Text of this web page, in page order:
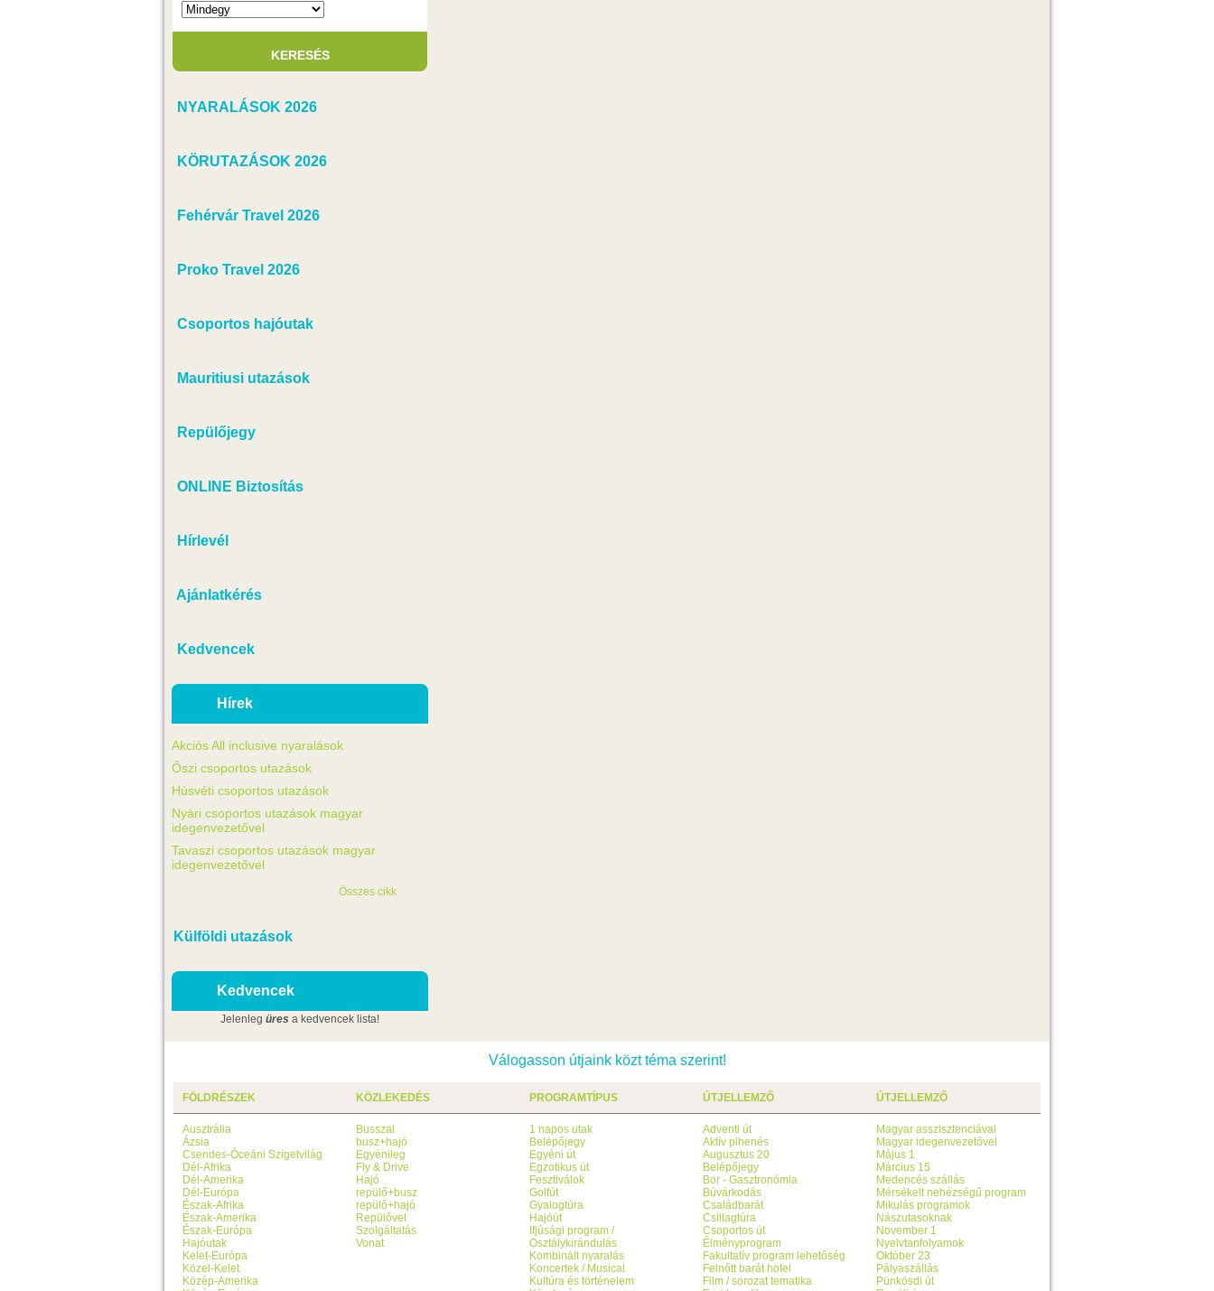
NYARALÁSOK 2026
KÖRUTAZÁSOK 2026
Fehérvár Travel 2026
Proko Travel 2026
Csoportos hajóutak
Mauritiusi utazások
Repülőjegy
ONLINE Biztosítás
Hírlevél
Ajánlatkérés
Kedvencek
Hírek
Akciós All inclusive nyaralások
Őszi csoportos utazások
Húsvéti csoportos utazások
Nyári csoportos utazások magyar
idegenvezetővel
Tavaszi csoportos utazások magyar
idegenvezetővel
Összes cikk
Külföldi utazások
Kedvencek
Jelenleg üres a kedvencek lista!
Válogasson útjaink közt téma szerint!
FÖLDRÉSZEK
Ausztrália
Ázsia
Csendes-Óceáni Szigetvilág
Dél-Afrika
Dél-Amerika
Dél-Európa
Észak-Afrika
Észak-Amerika
Észak-Európa
Hajóutak
Kelet-Európa
Közel-Kelet
Közép-Amerika
KÖZLEKEDÉS
Busszal
busz+hajó
Egyénileg
Fly & Drive
Hajó
repülő+busz
repülő+hajó
Repülővel
Szolgáltatás
Vonat
PROGRAMTÍPUS
1 napos utak
Belépőjegy
Egyéni út
Egzotikus út
Fesztiválok
Golfút
Gyalogtúra
Hajóút
Ifjúsági program /
Osztálykirándulás
Kombinált nyaralás
Koncertek / Musical
Kultúra és történelem
ÚTJELLEMZŐ
Adventi út
Aktív pihenés
Augusztus 20
Belépőjegy
Bor - Gasztronómia
Búvárkodás
Családbarát
Csillagtúra
Csoportos út
Élményprogram
Fakultatív program lehetőség
Felnőtt barát hotel
Film / sorozat tematika
ÚTJELLEMZŐ
Magyar asszisztenciával
Magyar idegenvezetővel
Május 1
Március 15
Medencés szállás
Mérsékelt nehézségű program
Mikulás programok
Nászutasoknak
November 1
Nyelvtanfolyamok
Október 23
Pályaszállás
Pünkösdi út